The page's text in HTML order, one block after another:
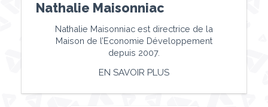
Nathalie Maisonniac
Nathalie Maisonniac est directrice de la
Maison de l’Economie Développement
depuis 2007.
EN SAVOIR PLUS